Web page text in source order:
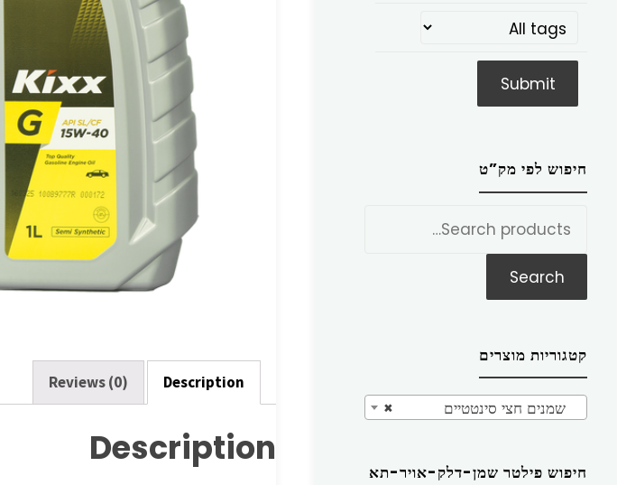
Description
Reviews (0)
Description
חיפוש לפי מק”ט
Search
קטגוריות מוצרים
× שמנים חצי סינטטיים
חיפוש פילטר שמן-דלק-אויר-תא